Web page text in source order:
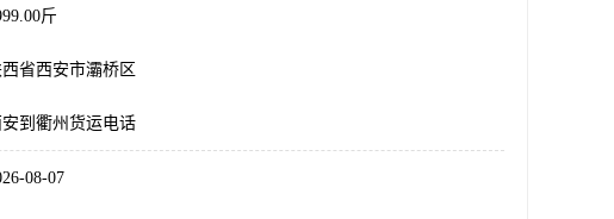
斤
西省西安市灞桥区
安到衢州货运电话
08-07